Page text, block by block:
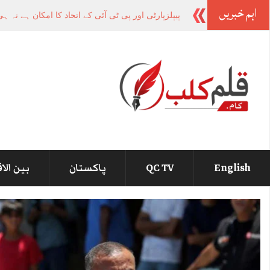
اہم خبریں وزیراعظم کی-
English
QC TV پاکستان بین